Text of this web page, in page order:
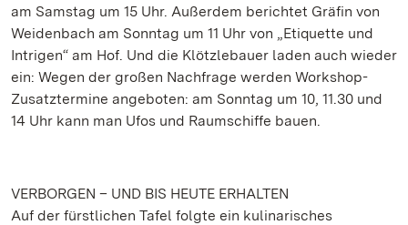
am Samstag um 15 Uhr. Außerdem berichtet Gräfin von
Weidenbach am Sonntag um 11 Uhr von „Etiquette und
Intrigen“ am Hof. Und die Klötzlebauer laden auch wieder
ein: Wegen der großen Nachfrage werden Workshop-
Zusatztermine angeboten: am Sonntag um 10, 11.30 und
14 Uhr kann man Ufos und Raumschiffe bauen.
VERBORGEN – UND BIS HEUTE ERHALTEN
Auf der fürstlichen Tafel folgte ein kulinarisches